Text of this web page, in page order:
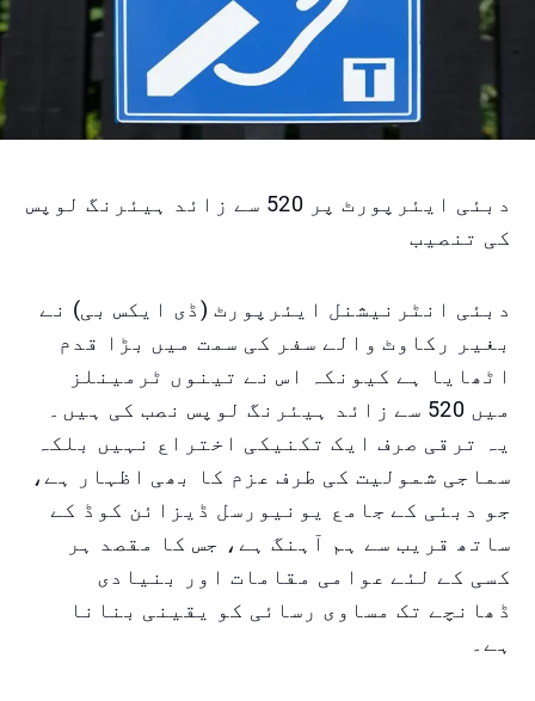
دبئی ایئرپورٹ پر 520 سے زائد ہیئرنگ لوپس
کی تنصیب
دبئی انٹرنیشنل ایئرپورٹ (ڈی ایکس بی) نے
بغیر رکاوٹ والے سفر کی سمت میں بڑا قدم
اٹھایا ہے کیونکہ اس نے تینوں ٹرمینلز
میں 520 سے زائد ہیئرنگ لوپس نصب کی ہیں۔
یہ ترقی صرف ایک تکنیکی اختراع نہیں بلکہ
سماجی شمولیت کی طرف عزم کا بھی اظہار ہے،
جو دبئی کے جامع یونیورسل ڈیزائن کوڈ کے
ساتھ قریب سے ہم آہنگ ہے، جس کا مقصد ہر
کسی کے لئے عوامی مقامات اور بنیادی
ڈھانچے تک مساوی رسائی کو یقینی بنانا
ہے۔